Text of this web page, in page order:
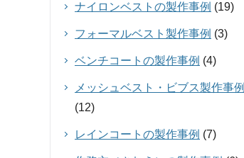
ナイロンベストの製作事例 (19)
フォーマルベスト製作事例 (3)
ベンチコートの製作事例 (4)
メッシュベスト・ビブス製作事例
(12)
レインコートの製作事例 (7)